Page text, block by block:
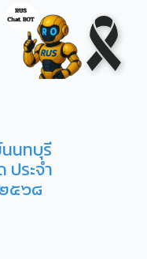
นทบุรี
ประจำ
๕๖๘